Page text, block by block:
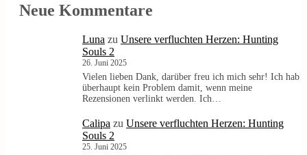
Neue Kommentare
Luna zu Unsere verfluchten Herzen: Hunting
Souls 2
26. Juni 2025
Vielen lieben Dank, darüber freu ich mich sehr! Ich hab
überhaupt kein Problem damit, wenn meine
Rezensionen verlinkt werden. Ich…
Calipa zu Unsere verfluchten Herzen: Hunting
Souls 2
25. Juni 2025